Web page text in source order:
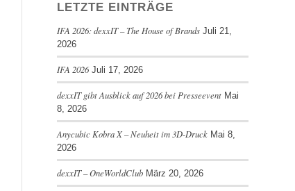
LETZTE EINTRÄGE
IFA 2026: dexxIT – The House of Brands Juli 21,
2026
IFA 2026 Juli 17, 2026
dexxIT gibt Ausblick auf 2026 bei Presseevent Mai
8, 2026
Anycubic Kobra X – Neuheit im 3D-Druck Mai 8,
2026
dexxIT – OneWorldClub März 20, 2026